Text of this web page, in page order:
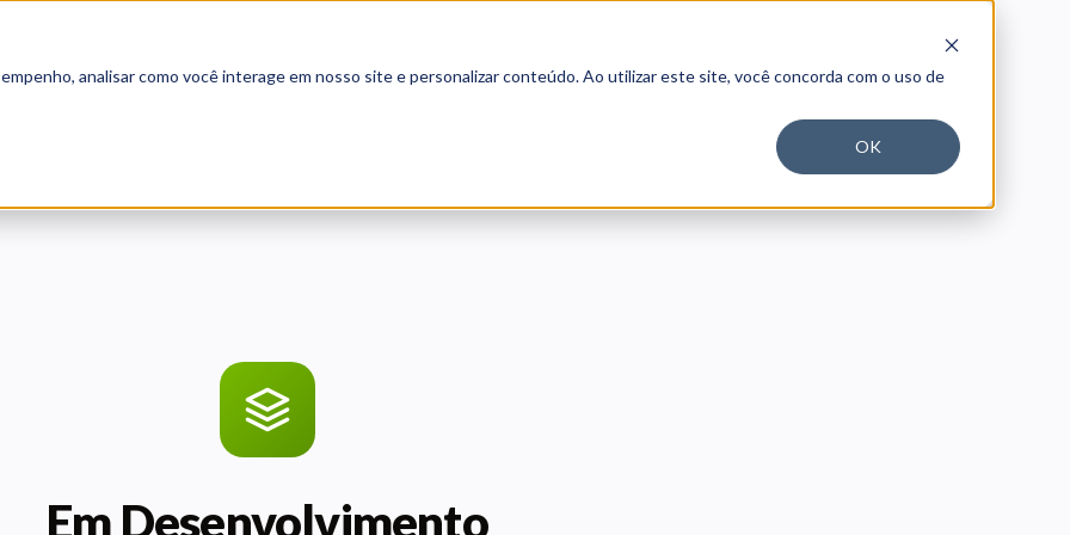
analisar como você interage em nosso site e personalizar conteúdo. Ao utilizar este site, você concorda com o uso de
OK
Em Desenvolvimento